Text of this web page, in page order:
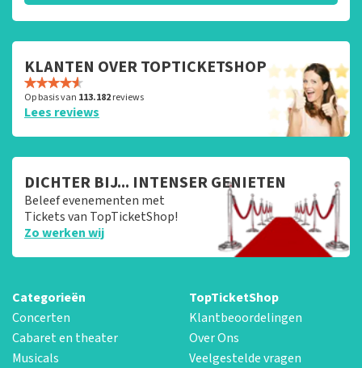
KLANTEN OVER TOPTICKETSHOP
Op basis van 113.182reviews
Lees reviews
DICHTER BIJ... INTENSER GENIETEN
Beleef evenementen met
Tickets van TopTicketShop!
Zo werken wij
Categorieën
Concerten
Cabaret en theater
Musicals
TopTicketShop
Klantbeoordelingen
Over Ons
Veelgestelde vragen